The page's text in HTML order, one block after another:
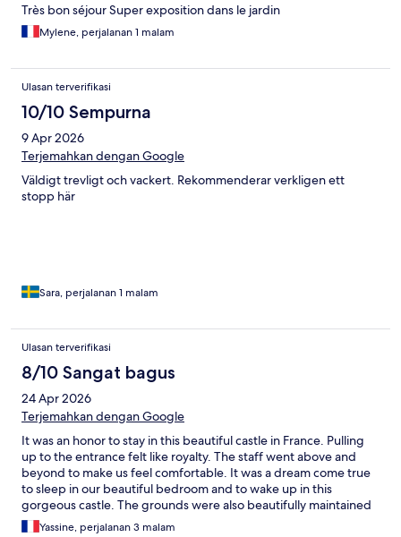
Très bon séjour Super exposition dans le jardin
Mylene, perjalanan 1 malam
Ulasan terverifikasi
10/10 Sempurna
9 Apr 2026
Terjemahkan dengan Google
Väldigt trevligt och vackert. Rekommenderar verkligen ett
stopp här
Sara, perjalanan 1 malam
Ulasan terverifikasi
8/10 Sangat bagus
24 Apr 2026
Terjemahkan dengan Google
It was an honor to stay in this beautiful castle in France. Pulling
up to the entrance felt like royalty. The staff went above and
beyond to make us feel comfortable. It was a dream come true
to sleep in our beautiful bedroom and to wake up in this
gorgeous castle. The grounds were also beautifully maintained
and forest was peaceful.
Yassine, perjalanan 3 malam